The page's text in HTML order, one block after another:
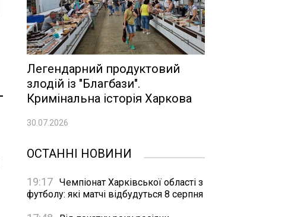
Легендарний продуктовий
злодій із "Благбази".
Кримінальна історія Харкова
30.07.2026
ОСТАННІ НОВИНИ
19:17 Чемпіонат Харківської області з
футболу: які матчі відбудуться 8 серпня